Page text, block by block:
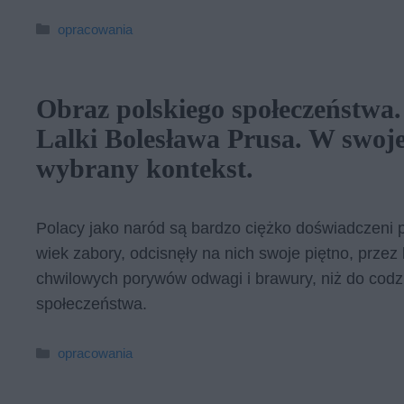
Kategorie
opracowania
Obraz polskiego
Lalki Bolesława Prusa. W
wybrany kontekst.
Polacy jako naród są bardzo ciężko
wiek zabory, odcisnęły na nich swoje piętno,
chwilowych porywów odwagi i brawury, niż do
społeczeństwa.
Kategorie
opracowania